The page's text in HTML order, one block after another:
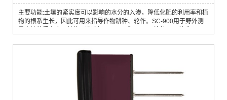
主要功能:土壤的紧实度可以影响的水分的入渗，降低化肥的利用率和植
物的根系生长，因此可用来指导作物耕种、轮作。SC-900用于野外测